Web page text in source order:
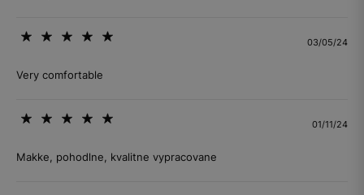
03/05/24
Very comfortable
01/11/24
Makke, pohodlne, kvalitne vypracovane